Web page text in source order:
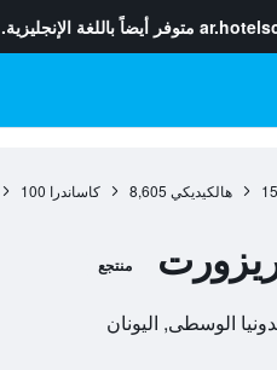
متوفر أيضاً باللغة الإنجليزية.
هالكيديكي 8,605 كاساندرا 100
منتجع